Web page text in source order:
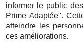
informer le public
Prime Adaptée".
atteindre les
ces améliorations.